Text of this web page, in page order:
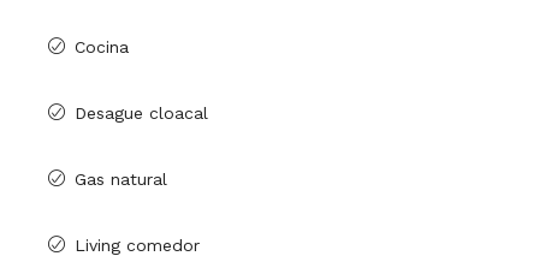
Cocina
Desague cloacal
Gas natural
Living comedor